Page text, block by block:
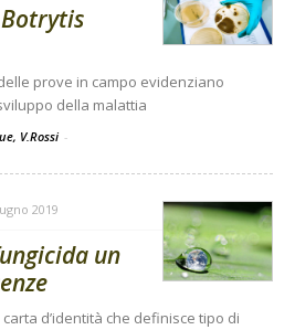
prove in campo evidenziano
della malattia
V.Rossi -
2019
un
d’identità che definisce tipo di